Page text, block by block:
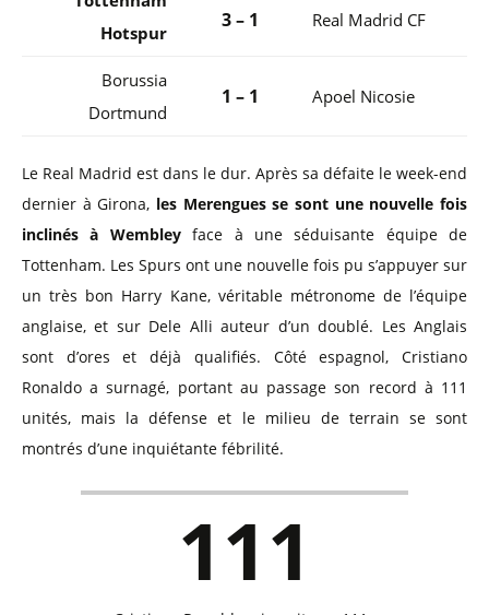
Hotspur
3 – 1 Real Madrid CF
Borussia
Dortmund
1 – 1 Apoel Nicosie
Le Real Madrid est dans le dur. Après sa défaite le week-end
dernier à Girona, les Merengues se sont une nouvelle fois
inclinés à Wembleyface à une séduisante équipe de
Tottenham. Les Spurs ont une nouvelle fois pu s’appuyer sur
un très bon Harry Kane, véritable métronome de l’équipe
anglaise, et sur Dele Alli auteur d’un doublé. Les Anglais
sont d’ores et déjà qualifiés. Côté espagnol, Cristiano
Ronaldo a surnagé, portant au passage son record à 111
unités, mais la défense et le milieu de terrain se sont
montrés d’une inquiétante fébrilité.
111